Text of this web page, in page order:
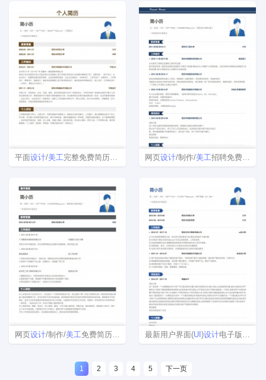
平面设计/美工完整免费简历模板 网页设计/制作/美工招聘免费简历模板
网页设计/制作/美工免费简历模板下载 最新用户界面(UI )设计电子版简历模板
1 2 3 4 5 下一页